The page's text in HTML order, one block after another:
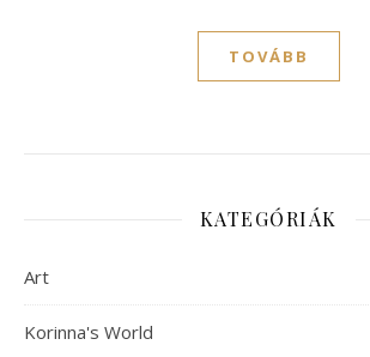
TOVÁBB
KATEGÓRIÁK
Art
Korinna's World